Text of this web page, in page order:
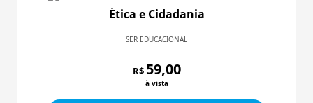
Ética e Cidadania
SER EDUCACIONAL
R$ 59,00
à vista